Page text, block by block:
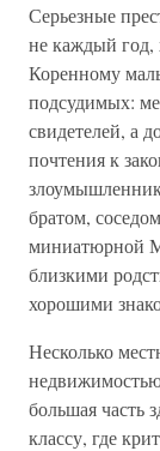
Серьезные
не каждый год,
Коренному
подсудимых:
свидетелей, а
почтения к
братом,
миниатюрной
близкими
хорошими
Несколько
большая часть
классу, где